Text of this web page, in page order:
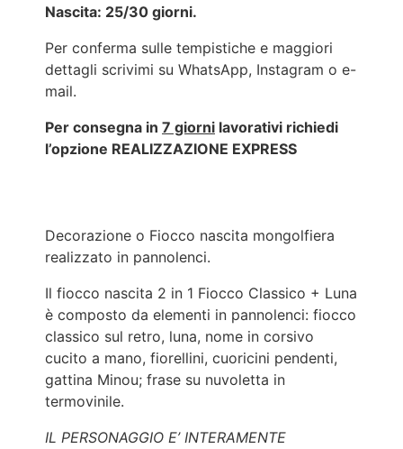
Nascita: 25/30 giorni.
Per conferma sulle tempistiche e maggiori
dettagli scrivimi su WhatsApp, Instagram o e-
mail.
Per consegna in 7 giorni lavorativi richiedi
l’opzione REALIZZAZIONE EXPRESS
Decorazione o Fiocco nascita mongolfiera
realizzato in pannolenci.
Il fiocco nascita 2 in 1 Fiocco Classico + Luna
è composto da elementi in pannolenci: fiocco
classico sul retro, luna, nome in corsivo
cucito a mano, fiorellini, cuoricini pendenti,
gattina Minou; frase su nuvoletta in
termovinile.
IL PERSONAGGIO E’ INTERAMENTE